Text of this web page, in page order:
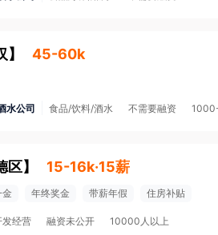
】 45-60k
水公司 食品/饮料/酒水 不需要融资
区】 15-16k·15薪
年终奖金 带薪年假 住房补贴
发经营 融资未公开 10000人以上